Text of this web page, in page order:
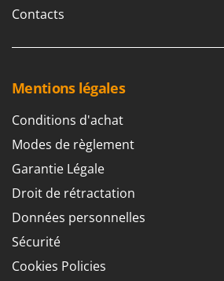
Contacts
Mentions légales
Conditions d'achat
Modes de règlement
Garantie Légale
Droit de rétractation
Données personnelles
Sécurité
Cookies Policies